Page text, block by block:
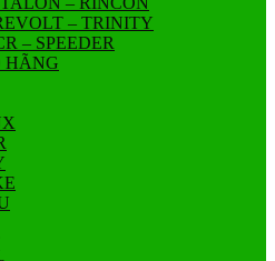
– TRINITY
– SPEEDER
HÃNG